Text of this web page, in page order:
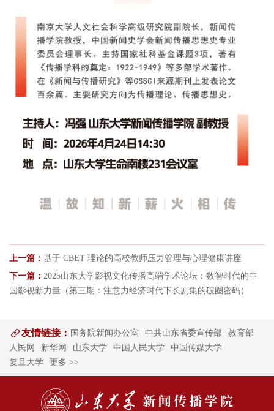
上一篇： 基于 CBET 理论的高校教师压力管理与心理健康讲座
下一篇： 2025山东大学影视文化传播高端学术论坛：数智时代的中
国影视新力量（第三期：注意力经济时代下长剧集的破圈密码）
友情链接： 国务院新闻办公室 中共山东省委宣传部
教育部
人民网
新华网 山东大学 中国人民大学
中国传媒大学
复旦大学
更多 >>